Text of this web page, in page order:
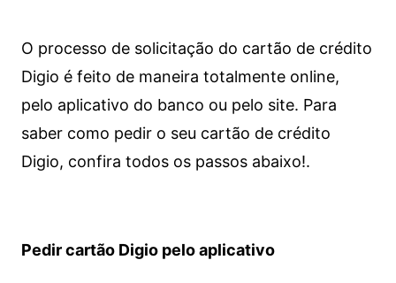
O processo de solicitação do cartão de crédito
Digio é feito de maneira totalmente online,
pelo aplicativo do banco ou pelo site. Para
saber como pedir o seu cartão de crédito
Digio, confira todos os passos abaixo!.
Pedir cartão Digio pelo aplicativo